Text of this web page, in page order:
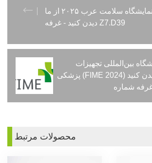
در نمایشگاه سلامت عرب ۲۰۲۵ از ما
دیدن کنید - غرفه Z7.D39
بین‌المللی تجهیزات
پزشکی (FIME 2024) از ما دیدن کنید
محصولات مرتبط